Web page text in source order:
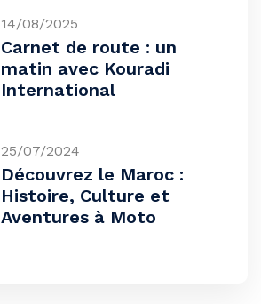
14/08/2025
Carnet de route : un
matin avec Kouradi
International
25/07/2024
Découvrez le Maroc :
Histoire, Culture et
Aventures à Moto